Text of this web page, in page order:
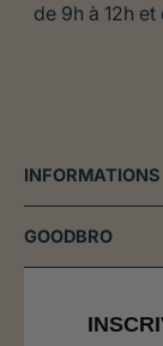
de 9h à 12h et
GOODBRO